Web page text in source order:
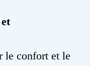
le confort et le